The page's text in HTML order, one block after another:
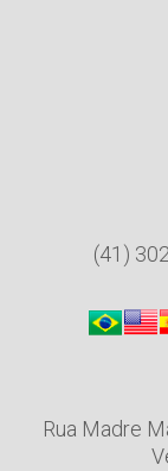
(41)
Rua Madre